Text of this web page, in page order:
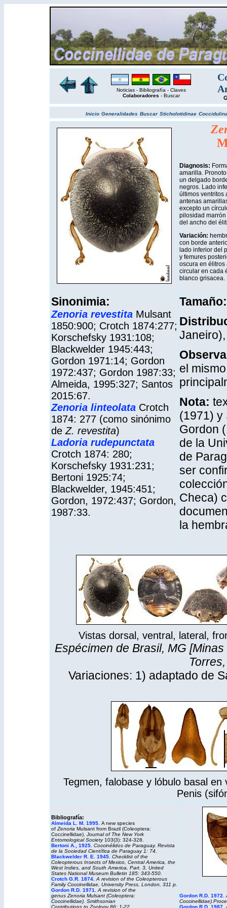
Noticias - Bibliografía - Claves
Colaboradores - Buscar
Inicio Generalidades Buscar Sticholotidinae
Diagnosis:
amarilla.
un delgado
negros. Lado
últimos ventritos
antenas
excepto un
pilosidad
del ancho del
Variación:
con borde
lado inferior del
y femures
oscura en élitros
circular en cada
blanco grisacea.
Sinonimia:
Zenoria revestita Mulsant
1850:900; Crotch 1874:277;
Korschefsky 1931:108;
Blackwelder 1945:443;
Gordon 1971:14; Gordon
1972:437; Gordon 1987:33;
Almeida, 1995:327; Santos
2015:67.
Zenoria linteolataCrotch
1874: 277 (como sinónimo
de Z. revestita)
Ladoria rudepunctata
Crotch 1874: 280;
Korschefsky 1931:231;
Bertoni 1925:74;
Blackwelder, 1945:451;
Gordon, 1972:437; Gordon,
1987:33.
el
Nota:
(1971) y
Gordon
de la
de
ser
Checa)
la
Vistas dorsal, ventral, lateral,
Espécimen de Brasil, MG
Variaciones: 1) adaptado de
Tegmen, falobase y lóbulo basal
Penis
Bibliografía:
Almeida L. M. 1995. A new species
of Zenoria Mulsant from Brazil (Coleoptera:
Coccinellidae). Journal of The New York
Entomological Society103(3): 324-328.
Bertoni A., 1925. Coccinélidos de Paraguay. Revista
de la Sociedad Científica de Paraguay 1: 74.
Blackwelder R. E. 1945. Checklist of the
Coleopterous Insects of Mexico, Central America, the
West Indies, and South America, Part. 3, United
States National Museum Bulletin 185: 343-550.
Crotch G.R. 1874. A revision of the Coleopterous
Family Coccinellidae, University Press, London, 311 p.
Gordon R.D. 1971. A revision of the
genus Zenoria Mulsant (Coleoptera:
Coccinellidae). Smithsonian
Contributions to Zoology 86: 1-22.
Gordon R.D. 1972
Gordon R.D. 1987.